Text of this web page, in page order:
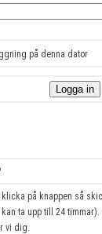
på denna dator
på knappen så
ta upp till 24
vi dig.